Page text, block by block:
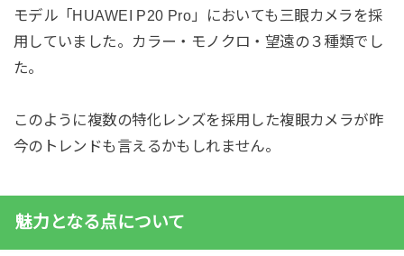
モデル「HUAWEI P20 Pro」においても三眼カメラを採
用していました。カラー・モノクロ・望遠の３種類でし
た。
このように複数の特化レンズを採用した複眼カメラが昨
今のトレンドも言えるかもしれません。
魅力となる点について